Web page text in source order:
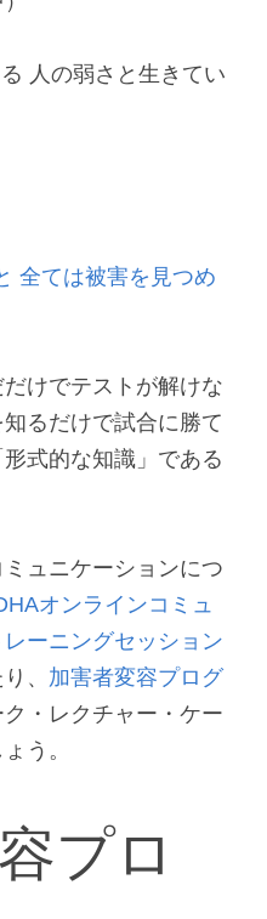
人の弱さと生きてい
全ては被害を見つめ
けでテストが解けな
るだけで試合に勝て
式的な知識」である
ュニケーションにつ
オンラインコミュ
レーニングセッション
、 加害者変容プログ
ク・レクチャー・ケー
う。
プロ